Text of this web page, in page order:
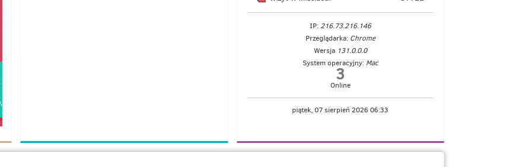
IP: 216.73.216.146
Przeglądarka: Chrome
Wersja 131.0.0.0
System operacyjny: Mac
3
Online
piątek, 07 sierpień 2026 06:33